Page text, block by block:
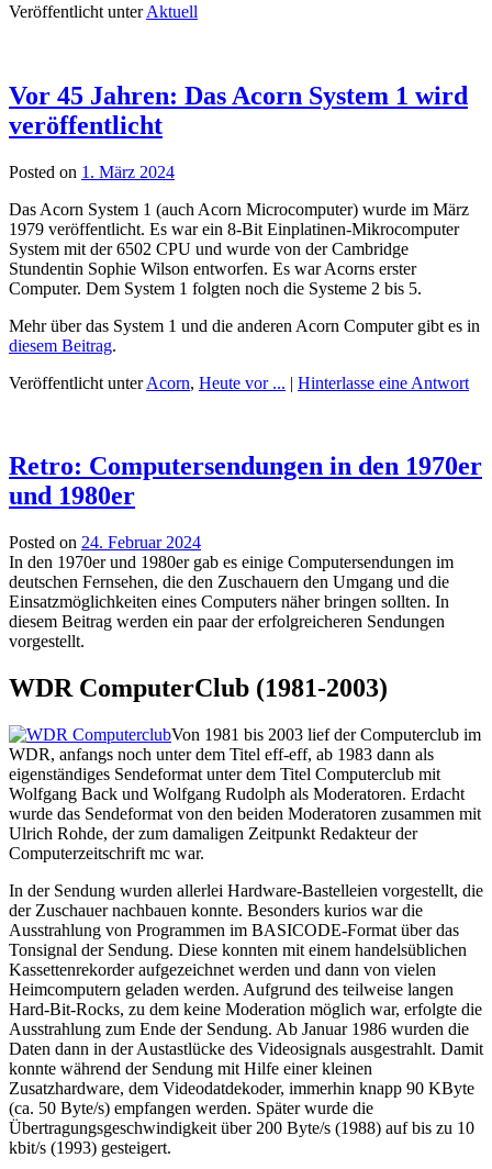
Veröffentlicht unterAktuell
Vor 45 Jahren: Das Acorn System 1 wird
veröffentlicht
Posted on 1. März 2024
Das Acorn System 1 (auch Acorn Microcomputer) wurde im März
1979 veröffentlicht. Es war ein 8-Bit Einplatinen-Mikrocomputer
System mit der 6502 CPU und wurde von der Cambridge
Stundentin Sophie Wilson entworfen. Es war Acorns erster
Computer. Dem System 1 folgten noch die Systeme 2 bis 5.
Mehr über das System 1 und die anderen Acorn Computer gibt es in
diesem Beitrag.
Veröffentlicht unterAcorn, Heute vor ... | Hinterlasse eine Antwort
Retro: Computersendungen in den 1970er
und 1980er
Posted on 24. Februar 2024
In den 1970er und 1980er gab es einige Computersendungen im
deutschen Fernsehen, die den Zuschauern den Umgang und die
Einsatzmöglichkeiten eines Computers näher bringen sollten. In
diesem Beitrag werden ein paar der erfolgreicheren Sendungen
vorgestellt.
WDR ComputerClub (1981-2003)
Von 1981 bis 2003 lief der Computerclub im
WDR, anfangs noch unter dem Titel eff-eff, ab 1983 dann als
eigenständiges Sendeformat unter dem Titel Computerclub mit
Wolfgang Back und Wolfgang Rudolph als Moderatoren. Erdacht
wurde das Sendeformat von den beiden Moderatoren zusammen mit
Ulrich Rohde, der zum damaligen Zeitpunkt Redakteur der
Computerzeitschrift mc war.
In der Sendung wurden allerlei Hardware-Bastelleien vorgestellt, die
der Zuschauer nachbauen konnte. Besonders kurios war die
Ausstrahlung von Programmen im BASICODE-Format über das
Tonsignal der Sendung. Diese konnten mit einem handelsüblichen
Kassettenrekorder aufgezeichnet werden und dann von vielen
Heimcomputern geladen werden. Aufgrund des teilweise langen
Hard-Bit-Rocks, zu dem keine Moderation möglich war, erfolgte die
Ausstrahlung zum Ende der Sendung. Ab Januar 1986 wurden die
Daten dann in der Austastlücke des Videosignals ausgestrahlt. Damit
konnte während der Sendung mit Hilfe einer kleinen
Zusatzhardware, dem Videodatdekoder, immerhin knapp 90 KByte
(ca. 50 Byte/s) empfangen werden. Später wurde die
Übertragungsgeschwindigkeit über 200 Byte/s (1988) auf bis zu 10
kbit/s (1993) gesteigert.